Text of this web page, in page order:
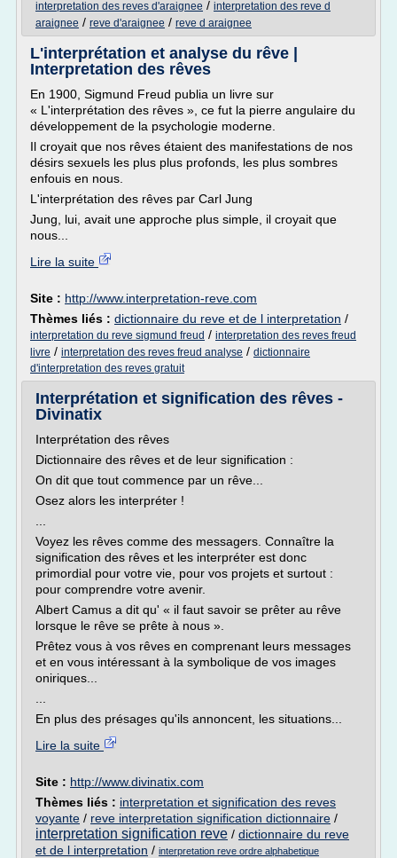
interpretation des reves d'araignee / interpretation des reve d
araignee / reve d'araignee / reve d araignee
L'interprétation et analyse du rêve |
Interpretation des rêves
En 1900, Sigmund Freud publia un livre sur
« L'interprétation des rêves », ce fut la pierre angulaire du
développement de la psychologie moderne.
Il croyait que nos rêves étaient des manifestations de nos
désirs sexuels les plus plus profonds, les plus sombres
enfouis en nous.
L'interprétation des rêves par Carl Jung
Jung, lui, avait une approche plus simple, il croyait que
nous...
Lire la suite
Site : http://www.interpretation-reve.com
Thèmes liés : dictionnaire du reve et de l interpretation /
interpretation du reve sigmund freud / interpretation des reves freud
livre / interpretation des reves freud analyse / dictionnaire
d'interpretation des reves gratuit
Interprétation et signification des rêves -
Divinatix
Interprétation des rêves
Dictionnaire des rêves et de leur signification :
On dit que tout commence par un rêve...
Osez alors les interpréter !
Voyez les rêves comme des messagers. Connaître la
signification des rêves et les interpréter est donc
primordial pour votre vie, pour vos projets et surtout :
pour comprendre votre avenir.
Albert Camus a dit qu' « il faut savoir se prêter au rêve
lorsque le rêve se prête à nous ».
Prêtez vous à vos rêves en comprenant leurs messages
et en vous intéressant à la symbolique de vos images
oniriques...
En plus des présages qu'ils annoncent, les situations...
Lire la suite
Site : http://www.divinatix.com
Thèmes liés : interpretation et signification des reves
voyante / reve interpretation signification dictionnaire /
interpretation signification reve / dictionnaire du reve
et de l interpretation / interpretation reve ordre alphabetique